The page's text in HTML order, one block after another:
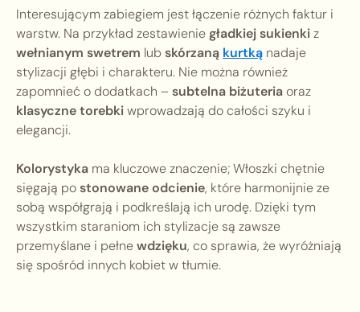
Interesującym zabiegiem jest łączenie różnych faktur i
warstw. Na przykład zestawieniegładkiej sukienkiz
wełnianym swetrem lub skórzaną kurtką nadaje
stylizacji głębi i charakteru. Nie można również
zapomnieć o dodatkach – subtelna biżuteriaoraz
klasyczne torebkiwprowadzają do całości szyku i
elegancji.
Kolorystyka ma kluczowe znaczenie; Włoszki chętnie
sięgają postonowane odcienie, które harmonijnie ze
sobą współgrają i podkreślają ich urodę. Dzięki tym
wszystkim staraniom ich stylizacje są zawsze
przemyślane i pełnewdzięku, co sprawia, że wyróżniają
się spośród innych kobiet w tłumie.